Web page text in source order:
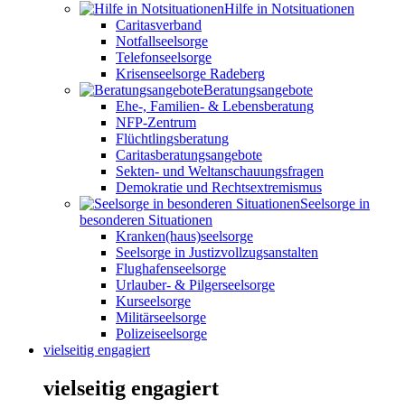
Hilfe in Notsituationen
Caritasverband
Notfallseelsorge
Telefonseelsorge
Krisenseelsorge Radeberg
Beratungsangebote
Ehe-, Familien- & Lebensberatung
NFP-Zentrum
Flüchtlingsberatung
Caritasberatungsangebote
Sekten- und Weltanschauungsfragen
Demokratie und Rechtsextremismus
Seelsorge in
besonderen Situationen
Kranken(haus)seelsorge
Seelsorge in Justizvollzugsanstalten
Flughafenseelsorge
Urlauber- & Pilgerseelsorge
Kurseelsorge
Militärseelsorge
Polizeiseelsorge
vielseitig engagiert
vielseitig engagiert